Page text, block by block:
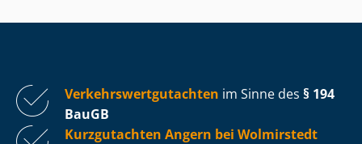
Ver­kehrs­wert­gut­ach­ten im Sinne des § 194
BauGB
Kurzgutachten Angern bei Wolmirstedt